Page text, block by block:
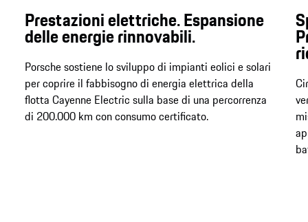
Prestazioni elettriche. Espansione
delle energie rinnovabili.
Porsche sostiene lo sviluppo di impianti eolici e solari
per coprire il fabbisogno di energia elettrica della
flotta Cayenne Electric sulla base di una percorrenza
di 200.000 km con consumo certificato.